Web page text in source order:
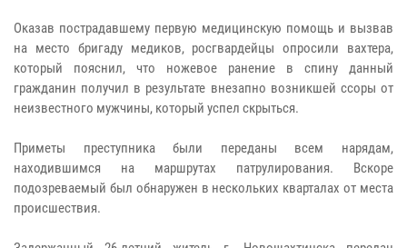
Оказав пострадавшему первую медицинскую помощь и вызвав
на место бригаду медиков, росгвардейцы опросили вахтера,
который пояснил, что ножевое ранение в спину данный
гражданин получил в результате внезапно возникшей ссоры от
неизвестного мужчины, который успел скрыться.
Приметы преступника были переданы всем нарядам,
находившимся на маршрутах патрулирования. Вскоре
подозреваемый был обнаружен в нескольких кварталах от места
происшествия.